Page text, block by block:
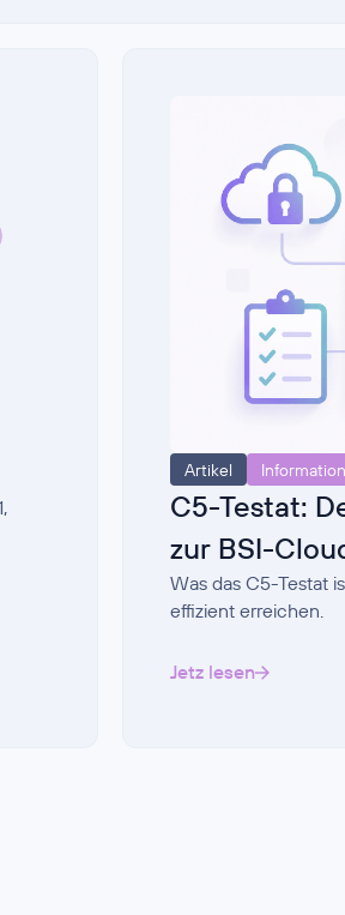
Artikel
C5-Testat:
zur BSI-
Was das C5-Testat
effizient erreichen.
Jetz lesen